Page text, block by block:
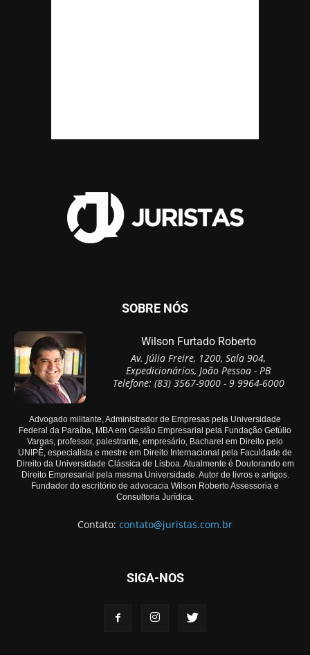
SOBRE NÓS
Wilson Furtado Roberto
Av. Júlia Freire, 1200, Sala 904,
Expedicionários, João Pessoa - PB
Telefone: (83) 3567-9000 - 9 9964-6000
Advogado militante, Administrador de Empresas pela Universidade
Federal da Paraíba, MBA em Gestão Empresarial pela Fundação Getúlio
Vargas, professor, palestrante, empresário, Bacharel em Direito pelo
UNIPÊ, especialista e mestre em Direito Internacional pela Faculdade de
Direito da Universidade Clássica de Lisboa. Atualmente é Doutorando em
Direito Empresarial pela mesma Universidade. Autor de livros e artigos.
Fundador do escritório de advocacia Wilson Roberto Assessoria e
Consultoria Jurídica.
Contato: contato@juristas.com.br
SIGA-NOS